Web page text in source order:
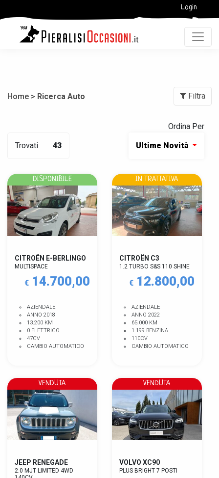
Login
Home > Ricerca Auto Filtra
Trovati 43
Ordina Per
Ultime Novità
DISPONIBILE
CITROËN E-BERLINGO
MULTISPACE
€14.700,00
AZIENDALE
ANNO 2018
13.200 KM
0 ELETTRICO
47CV
CAMBIO AUTOMATICO
IN TRATTATIVA
CITROËN C3
1.2 TURBO S&S 110 SHINE
€12.800,00
AZIENDALE
ANNO 2022
65.000 KM
1.199 BENZINA
110CV
CAMBIO AUTOMATICO
VENDUTA
JEEP RENEGADE
2.0 MJT LIMITED 4WD
VENDUTA
VOLVO XC90
PLUS BRIGHT 7 POSTI